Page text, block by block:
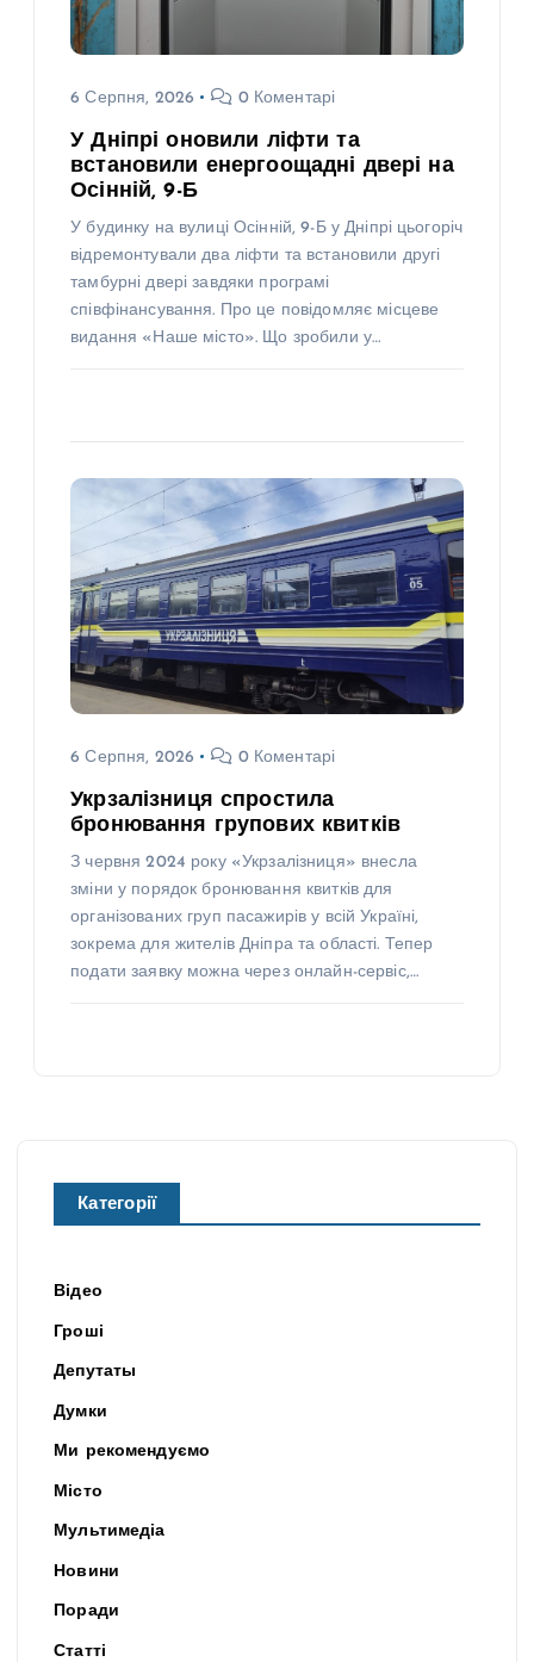
6 Серпня, 2026 0 Коментарі
У Дніпрі оновили ліфти та
встановили енергоощадні двері на
Осінній, 9-Б
У будинку на вулиці Осінній, 9-Б у Дніпрі цьогоріч
відремонтували два ліфти та встановили другі
тамбурні двері завдяки програмі
співфінансування. Про це повідомляє місцеве
видання «Наше місто». Що зробили у…
6 Серпня, 2026 0 Коментарі
Укрзалізниця спростила
бронювання групових квитків
З червня 2024 року «Укрзалізниця» внесла
зміни у порядок бронювання квитків для
організованих груп пасажирів у всій Україні,
зокрема для жителів Дніпра та області. Тепер
подати заявку можна через онлайн-сервіс,…
Категорії
Відео
Гроші
Депутаты
Думки
Ми рекомендуємо
Місто
Мультимедіа
Новини
Поради
Статті